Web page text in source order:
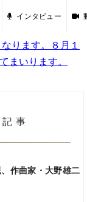
インタビュー
ります。８月１
まいります。
事
、作曲家・大野雄二